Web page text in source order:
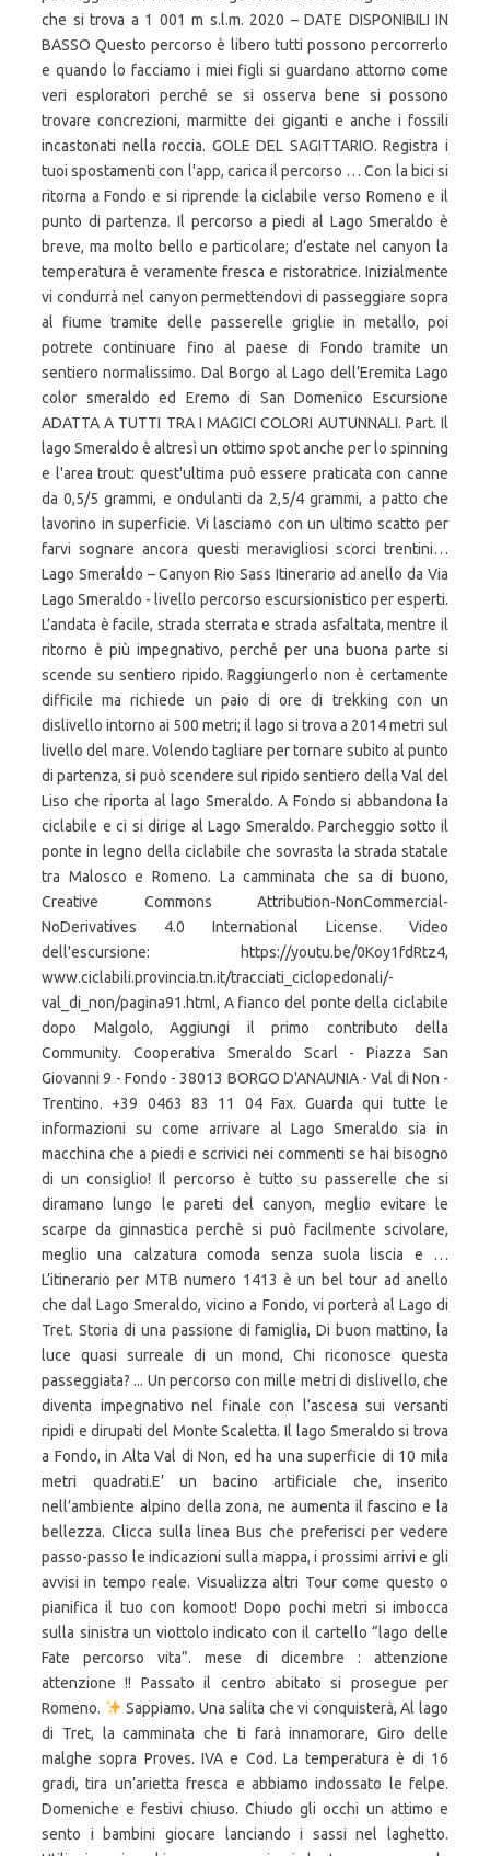
Sappiamo. Una salita che vi conquisterà, Al lago
di Tret, la camminata che ti farà innamorare, Giro delle
malghe sopra Proves. IVA e Cod. La temperatura è di 16
gradi, tira un’arietta fresca e abbiamo indossato le felpe.
Domeniche e festivi chiuso. Chiudo gli occhi un attimo e
sento i bambini giocare lanciando i sassi nel laghetto.